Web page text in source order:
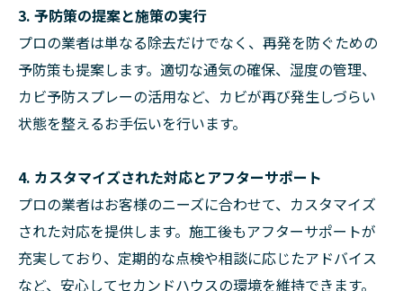
3. 予防策の提案と施策の実行
プロの業者は単なる除去だけでなく、再発を防ぐための
予防策も提案します。適切な通気の確保、湿度の管理、
カビ予防スプレーの活用など、カビが再び発生しづらい
状態を整えるお手伝いを行います。
4. カスタマイズされた対応とアフターサポート
プロの業者はお客様のニーズに合わせて、カスタマイズ
された対応を提供します。施工後もアフターサポートが
充実しており、定期的な点検や相談に応じたアドバイス
など、安心してセカンドハウスの環境を維持できます。